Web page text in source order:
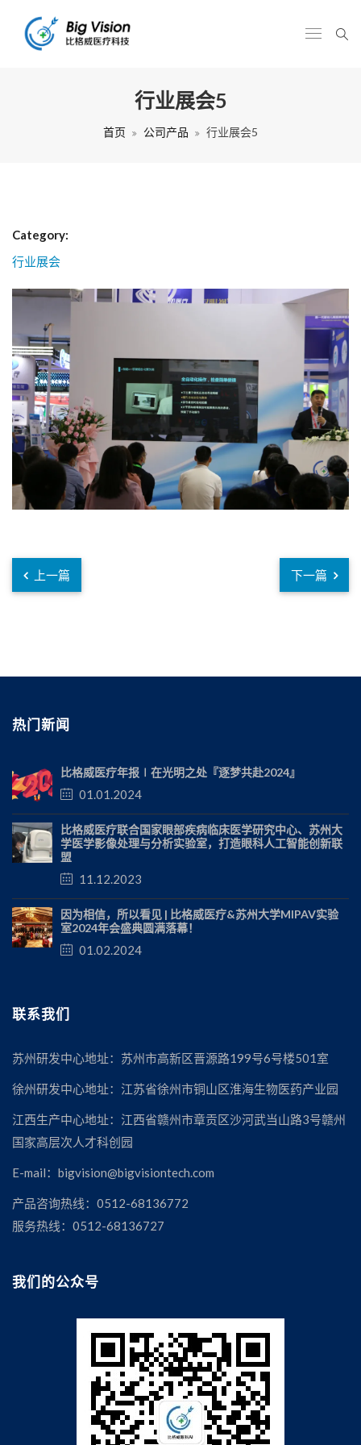
行业展会5
首页 公司产品 行业展会5
Category:
行业展会
上一篇 下一篇
热门新闻
比格威医疗年报∣在光明之处『逐梦共赴2024』
01.01.2024
比格威医疗联合国家眼部疾病临床医学研究中心、苏州大
学医学影像处理与分析实验室，打造眼科人工智能创新联
盟
11.12.2023
因为相信，所以看见 | 比格威医疗&苏州大学MIPAV实验
室2024年会盛典圆满落幕！
01.02.2024
联系我们
苏州研发中心地址：苏州市高新区晋源路199号6号楼501室
徐州研发中心地址：江苏省徐州市铜山区淮海生物医药产业园
江西生产中心地址：江西省赣州市章贡区沙河武当山路3号赣州
国家高层次人才科创园
E-mail：bigvision@bigvisiontech.com
产品咨询热线：0512-68136772
服务热线：0512-68136727
我们的公众号